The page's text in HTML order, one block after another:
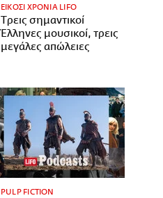
ΕΙΚΟΣΙ ΧΡΟΝΙΑ LIFO
Tρεις σημαντικοί
Έλληνες μουσικοί, τρεις
μεγάλες απώλειες
PULP FICTION